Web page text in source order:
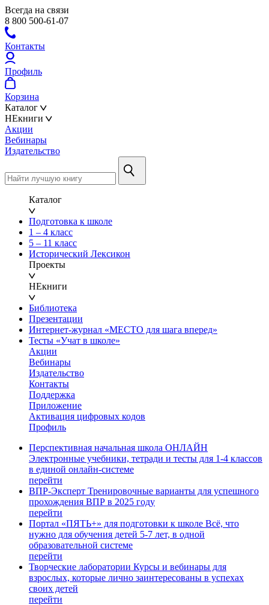
Всегда на связи
8 800 500-61-07
Контакты
Профиль
Корзина
Каталог
НЕкниги
Акции
Вебинары
Издательство
Каталог
Подготовка к школе
1 – 4 класс
5 – 11 класс
Исторический Лексикон
Проекты
НЕкниги
Библиотека
Презентации
Интернет-журнал «МЕСТО для шага вперед»
Тесты «Учат в школе»
Акции
Вебинары
Издательство
Контакты
Поддержка
Приложение
Активация цифровых кодов
Профиль
Перспективная начальная школа ОНЛАЙН
Электронные учебники, тетради и тесты для 1-4 классов
в единой онлайн-системе
перейти
ВПР-Эксперт Тренировочные варианты для успешного
прохождения ВПР в 2025 году
перейти
Портал «ПЯТЬ+» для подготовки к школе Всё, что
нужно для обучения детей 5-7 лет, в одной
образовательной системе
перейти
Творческие лаборатории Курсы и вебинары для
взрослых, которые лично заинтересованы в успехах
своих детей
перейти